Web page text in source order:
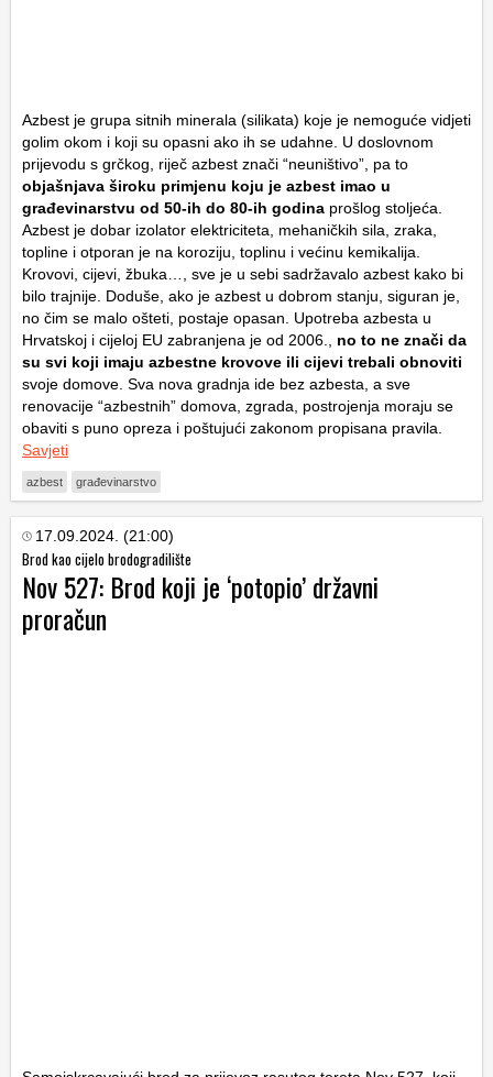
Azbest je grupa sitnih minerala (silikata) koje je nemoguće vidjeti
golim okom i koji su opasni ako ih se udahne. U doslovnom
prijevodu s grčkog, riječ azbest znači “neuništivo”, pa to
objašnjava široku primjenu koju je azbest imao u
građevinarstvu od 50-ih do 80-ih godina prošlog stoljeća.
Azbest je dobar izolator elektriciteta, mehaničkih sila, zraka,
topline i otporan je na koroziju, toplinu i većinu kemikalija.
Krovovi, cijevi, žbuka…, sve je u sebi sadržavalo azbest kako bi
bilo trajnije. Doduše, ako je azbest u dobrom stanju, siguran je,
no čim se malo ošteti, postaje opasan. Upotreba azbesta u
Hrvatskoj i cijeloj EU zabranjena je od 2006., no to ne znači da
su svi koji imaju azbestne krovove ili cijevi trebali obnoviti
svoje domove. Sva nova gradnja ide bez azbesta, a sve
renovacije “azbestnih” domova, zgrada, postrojenja moraju se
obaviti s puno opreza i poštujući zakonom propisana pravila.
Savjeti
azbest građevinarstvo
17.09.2024. (21:00)
Brod kao cijelo brodogradilište
Nov 527: Brod koji je ‘potopio’ državni
proračun